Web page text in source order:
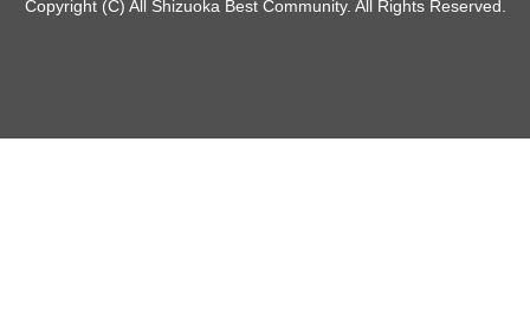
Copyright (C) All Shizuoka Best Community. All Rights Reserved.